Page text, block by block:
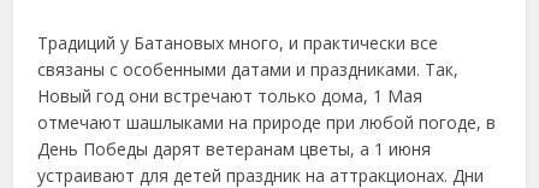
Традиций у Батановых много, и практически все
связаны с особенными датами и праздниками. Так,
Новый год они встречают только дома, 1 Мая
отмечают шашлыками на природе при любой погоде, в
День Победы дарят ветеранам цветы, а 1 июня
устраивают для детей праздник на аттракционах. Дни